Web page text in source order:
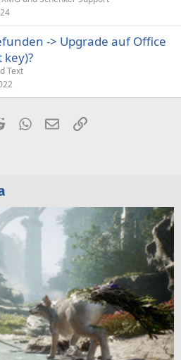
-> Upgrade auf Office
Text
RedditWhatsApp
E-MailLink